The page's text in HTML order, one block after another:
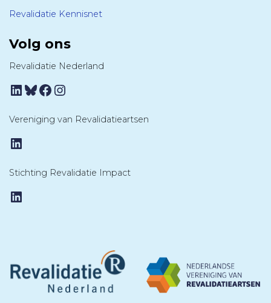
Revalidatie Kennisnet
Volg ons
Revalidatie Nederland
LinkedIn
Bluesky
Facebook
Instagram
Vereniging van Revalidatieartsen
LinkedIn
Stichting Revalidatie Impact
LinkedIn